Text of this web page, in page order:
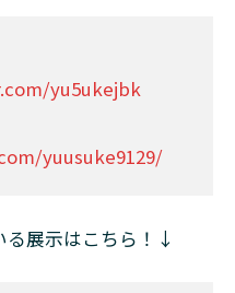
yu5ukejbk
yuusuke9129/
展示はこちら！↓